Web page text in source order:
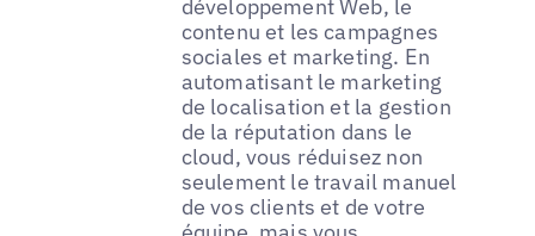
développement Web, le
contenu et les campagnes
sociales et marketing. En
automatisant le marketing
de localisation et la gestion
de la réputation dans le
cloud, vous réduisez non
seulement le travail manuel
de vos clients et de votre